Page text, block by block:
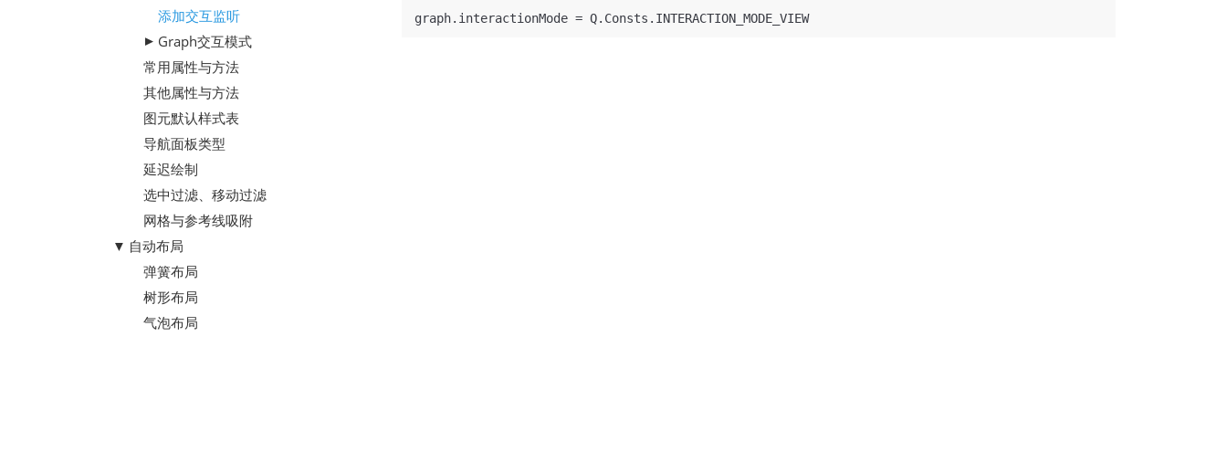
添加交互监听
Graph交互模式
常用属性与方法
其他属性与方法
图元默认样式表
导航面板类型
延迟绘制
选中过滤、移动过滤
网格与参考线吸附
自动布局
弹簧布局
树形布局
气泡布局
graph.interactionMode = Q.Consts.INTERACTION_MODE_VIEW